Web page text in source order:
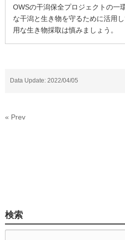
OWSの干潟保全プロジェクトの一
な干潟と生き物を守るために活用
用な生き物採取は慎みましょう。
Data Update: 2022/04/05
« Prev
検索